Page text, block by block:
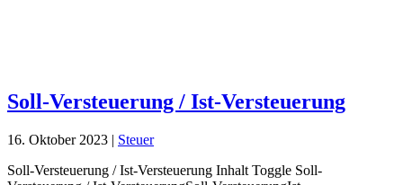
Soll-Versteuerung / Ist-Versteuerung
16. Oktober 2023 | Steuer
Soll-Versteuerung / Ist-Versteuerung Inhalt Toggle Soll-